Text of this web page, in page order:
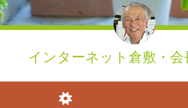
インターネット倉敷・
ウィジェット